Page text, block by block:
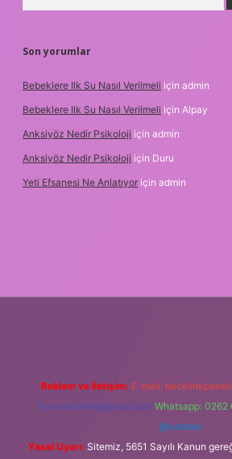
Son yorumlar
Bebeklere Ilk Su Nasıl Verilmeli için admin
Bebeklere Ilk Su Nasıl Verilmeli için Alpay
Anksiyöz Nedir Psikoloji için admin
Anksiyöz Nedir Psikoloji için Duru
Yeti Efsanesi Ne Anlatıyor için admin
Reklam ve İletişim: E-mail:
forumhizmeti@gmail.com Whatsapp: 0262
@karabul
Yasal Uyarı: Sitemiz, 5651 Sayılı Kanun